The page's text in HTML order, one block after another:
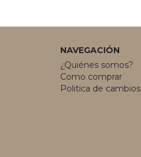
NAVEGACIÓN
¿Quiénes somos?
Como comprar
Politica de cambios